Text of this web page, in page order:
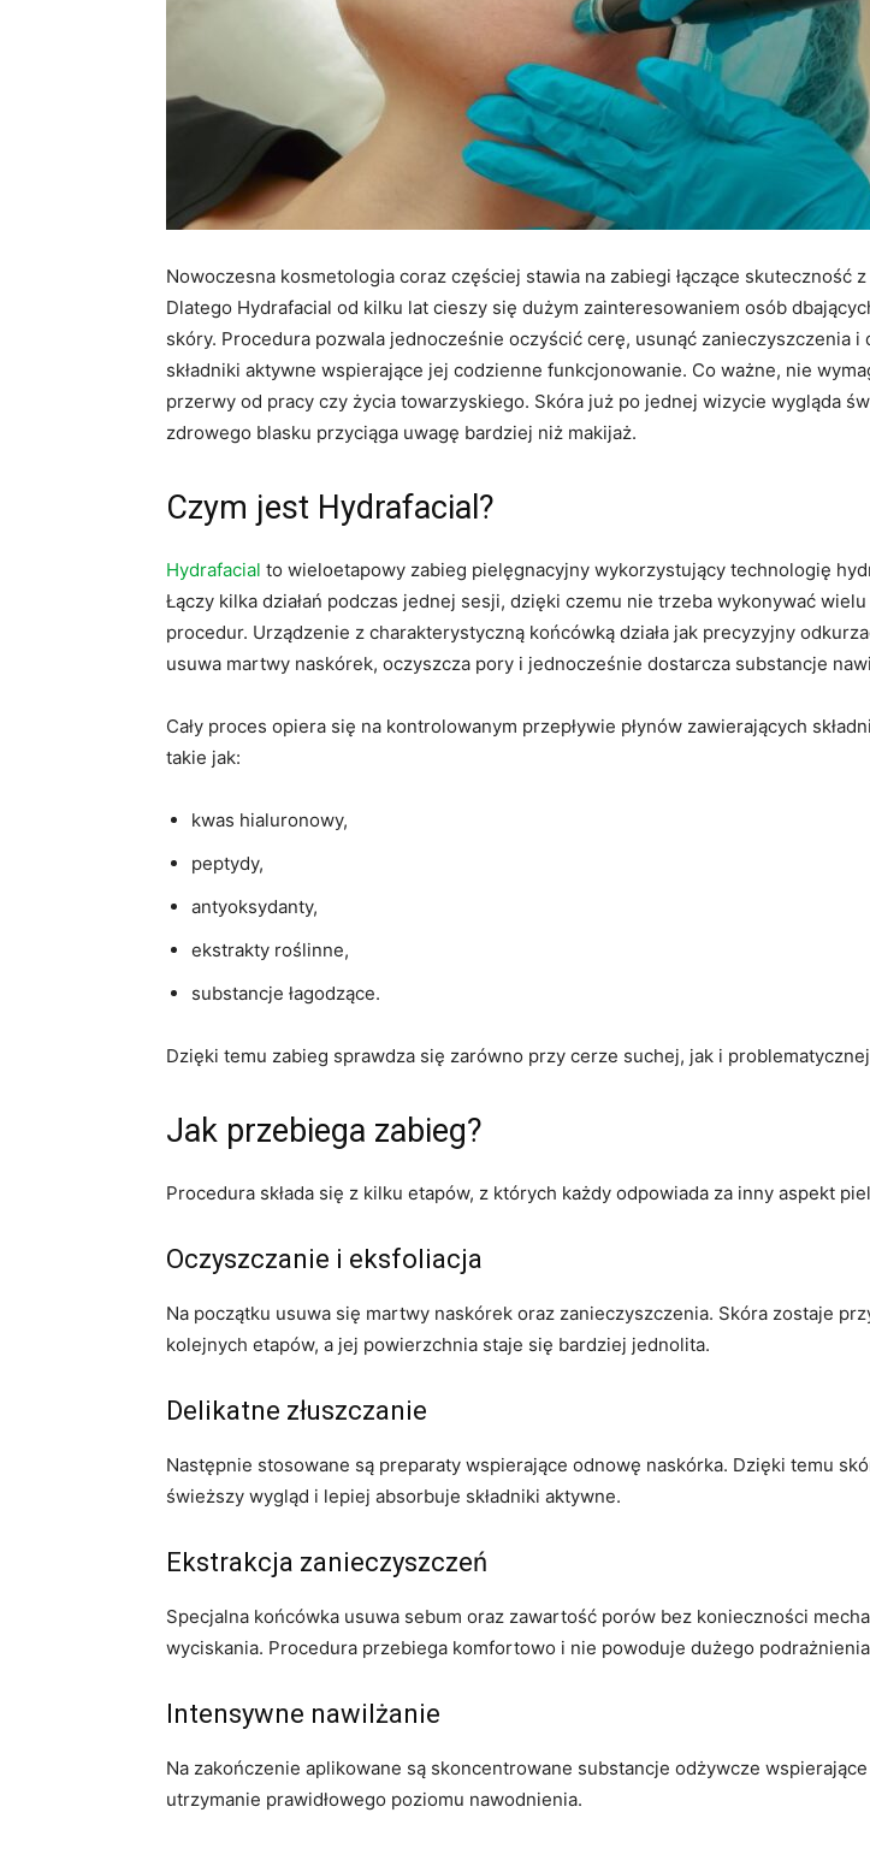
Nowoczesna kosmetologia coraz częściej stawia na zabiegi łączące skuteczność
Dlatego Hydrafacial od kilku lat cieszy się dużym zainteresowaniem osób
skóry. Procedura pozwala jednocześnie oczyścić cerę, usunąć zanieczyszczenia i
składniki aktywne wspierające jej codzienne funkcjonowanie. Co ważne, nie
przerwy od pracy czy życia towarzyskiego. Skóra już po jednej wizycie wygląda
zdrowego blasku przyciąga uwagę bardziej niż makijaż.
Czym jest Hydrafacial?
Hydrafacial to wieloetapowy zabieg pielęgnacyjny wykorzystujący technologię
Łączy kilka działań podczas jednej sesji, dzięki czemu nie trzeba wykonywać
procedur. Urządzenie z charakterystyczną końcówką działa jak precyzyjny
usuwa martwy naskórek, oczyszcza pory i jednocześnie dostarcza substancje
Cały proces opiera się na kontrolowanym przepływie płynów zawierających
takie jak:
kwas hialuronowy,
peptydy,
antyoksydanty,
ekstrakty roślinne,
substancje łagodzące.
Dzięki temu zabieg sprawdza się zarówno przy cerze suchej, jak i
Jak przebiega zabieg?
Procedura składa się z kilku etapów, z których każdy odpowiada za inny aspekt
Oczyszczanie i eksfoliacja
Na początku usuwa się martwy naskórek oraz zanieczyszczenia. Skóra zostaje
kolejnych etapów, a jej powierzchnia staje się bardziej jednolita.
Delikatne złuszczanie
Następnie stosowane są preparaty wspierające odnowę naskórka. Dzięki temu
świeższy wygląd i lepiej absorbuje składniki aktywne.
Ekstrakcja zanieczyszczeń
Specjalna końcówka usuwa sebum oraz zawartość porów bez konieczności
wyciskania. Procedura przebiega komfortowo i nie powoduje dużego
Intensywne nawilżanie
Na zakończenie aplikowane są skoncentrowane substancje odżywcze
utrzymanie prawidłowego poziomu nawodnienia.